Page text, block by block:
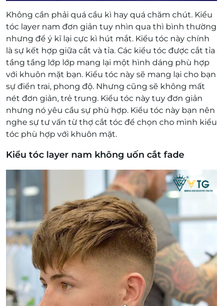
Không cần phải quá cầu kì hay quá chăm chút. Kiểu
tóc layer nam đơn giản tuy nhìn qua thì bình thường
nhưng để ý kĩ lại cực kì hút mắt. Kiểu tóc này chính
là sự kết hợp giữa cắt và tỉa. Các kiểu tóc được cắt tỉa
tầng tầng lớp lớp mang lại một hình dáng phù hợp
với khuôn mặt bạn. Kiểu tóc này sẽ mang lại cho bạn
sự điển trai, phong độ. Nhưng cũng sẽ không mất
nét đơn giản, trẻ trung. Kiểu tóc này tuy đơn giản
nhưng nó yêu cầu sự phù hợp. Kiểu tóc này bạn nên
nghe sự tư vấn từ thợ cắt tóc để chọn cho mình kiểu
tóc phù hợp với khuôn mặt.
Kiểu tóc layer nam không uốn cắt fade